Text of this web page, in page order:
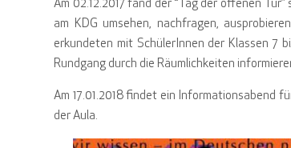
Am 02.12.2017 fand der “Tag der offenen
am KDG umsehen, nachfragen,
erkundeten mit SchülerInnen der Klassen 7
Rundgang durch die Räumlichkeiten
Am 17.01.2018 findet ein Informationsabend
der Aula.